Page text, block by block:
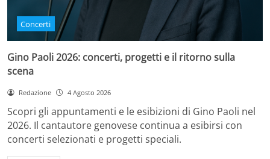
Concerti
Gino Paoli 2026: concerti, progetti e il ritorno sulla
scena
Redazione 4 Agosto 2026
Scopri gli appuntamenti e le esibizioni di Gino Paoli nel
2026. Il cantautore genovese continua a esibirsi con
concerti selezionati e progetti speciali.